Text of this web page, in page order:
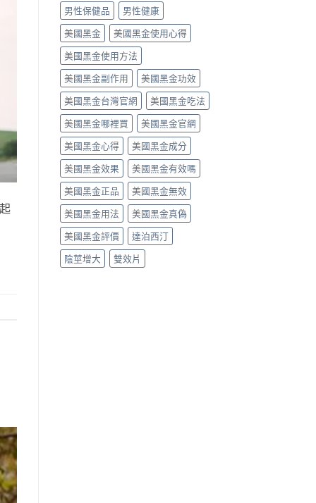
中
男性保健品
男性健康
美國黑金
美國黑金使用心得
美國黑金使用方法
美國黑金副作用
美國黑金功效
美國黑金台灣官網
美國黑金吃法
美國黑金哪裡買
美國黑金官網
美國黑金心得
美國黑金成分
美國黑金效果
美國黑金有效嗎
美國黑金正品
美國黑金無效
美國黑金用法
美國黑金真偽
美國黑金評價
達泊西汀
陰莖增大
雙效片